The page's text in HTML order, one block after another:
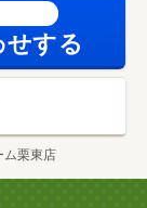
する
ム栗東店